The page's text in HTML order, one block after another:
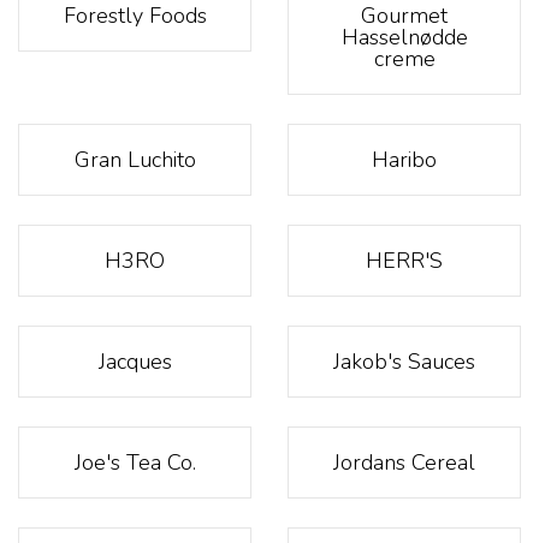
Forestly Foods Gourmet
Hasselnødde
creme
Gran Luchito Haribo
H3RO HERR'S
Jacques Jakob's Sauces
Joe's Tea Co. Jordans Cereal